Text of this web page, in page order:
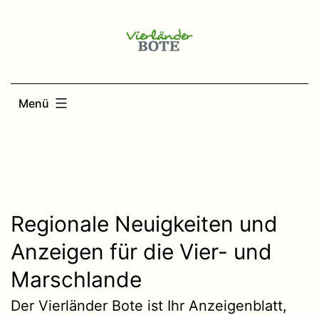
Menü
Regionale Neuigkeiten und
Anzeigen für die Vier- und
Marschlande
Der Vierländer Bote ist Ihr Anzeigenblatt,